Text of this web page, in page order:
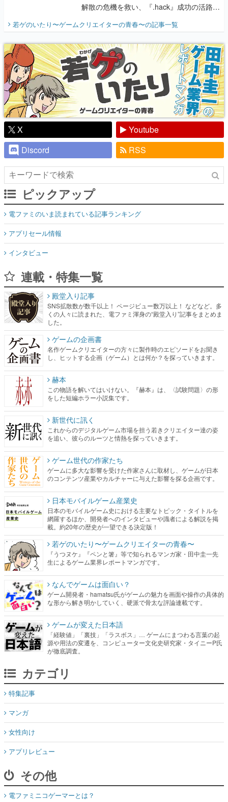
解散の危機を救い、『.hack』成功の活路を
『少年ジャンプ』色だった【若ゲのいた
り】
若ゲのいたり〜ゲームクリエイターの青春〜の記事一覧
X
Youtube
Discord
RSS
ピックアップ
電ファミのいま読まれている記事ランキング
アプリセール情報
インタビュー
連載・特集一覧
殿堂入り記事
SNS拡散数が数千以上！ ページビュー数万以上！ などなど。多
くの人々に読まれた、電ファミ渾身の“殿堂入り”記事をまとめま
した。
ゲームの企画書
名作ゲームクリエイターの方々に製作時のエピソードをお聞き
し、ヒットする企画（ゲーム）とは何か？を探っていきます。
赫本
この物語を解いてはいけない。『赫本』は、〈試験問題〉の形
をした短編ホラー小説集です。
新世代に訊く
これからのデジタルゲーム市場を担う若きクリエイター達の姿
を追い、彼らのルーツと情熱を探っていきます。
ゲーム世代の作家たち
ゲームに多大な影響を受けた作家さんに取材し、ゲームが日本
のコンテンツ産業やカルチャーに与えた影響を探る企画です。
日本モバイルゲーム産業史
日本のモバイルゲーム史における主要なトピック・タイトルを
網羅するほか、開発者へのインタビューや識者による解説を掲
載。約20年の歴史が一望できる決定版！
若ゲのいたり〜ゲームクリエイターの青春〜
『うつヌケ』『ペンと箸』等で知られるマンガ家・田中圭一先
生によるゲーム業界レポートマンガです。
なんでゲームは面白い？
ゲーム開発者・hamatsu氏がゲームの魅力を画面や操作の具体的
な形から解き明かしていく、硬派で骨太な評論連載です。
ゲームが変えた日本語
「経験値」「裏技」「ラスボス」… ゲームにまつわる言葉の起
源や用法の変遷を、コンピューター文化史研究家・タイニーP氏
が徹底調査。
カテゴリ
特集記事
マンガ
女性向け
アプリレビュー
その他
電ファミニコゲーマーとは？